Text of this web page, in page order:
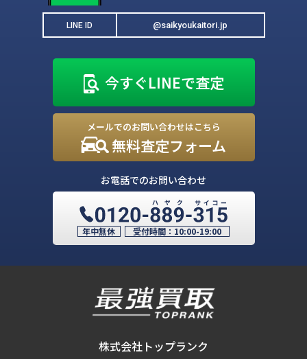
LINE ID @saikyoukaitori.jp
今すぐLINEで査定
メールでのお問い合わせはこちら
無料査定フォーム
お電話でのお問い合わせ
年中無休 受付時間： 10:00-19:00
株式会社トップランク